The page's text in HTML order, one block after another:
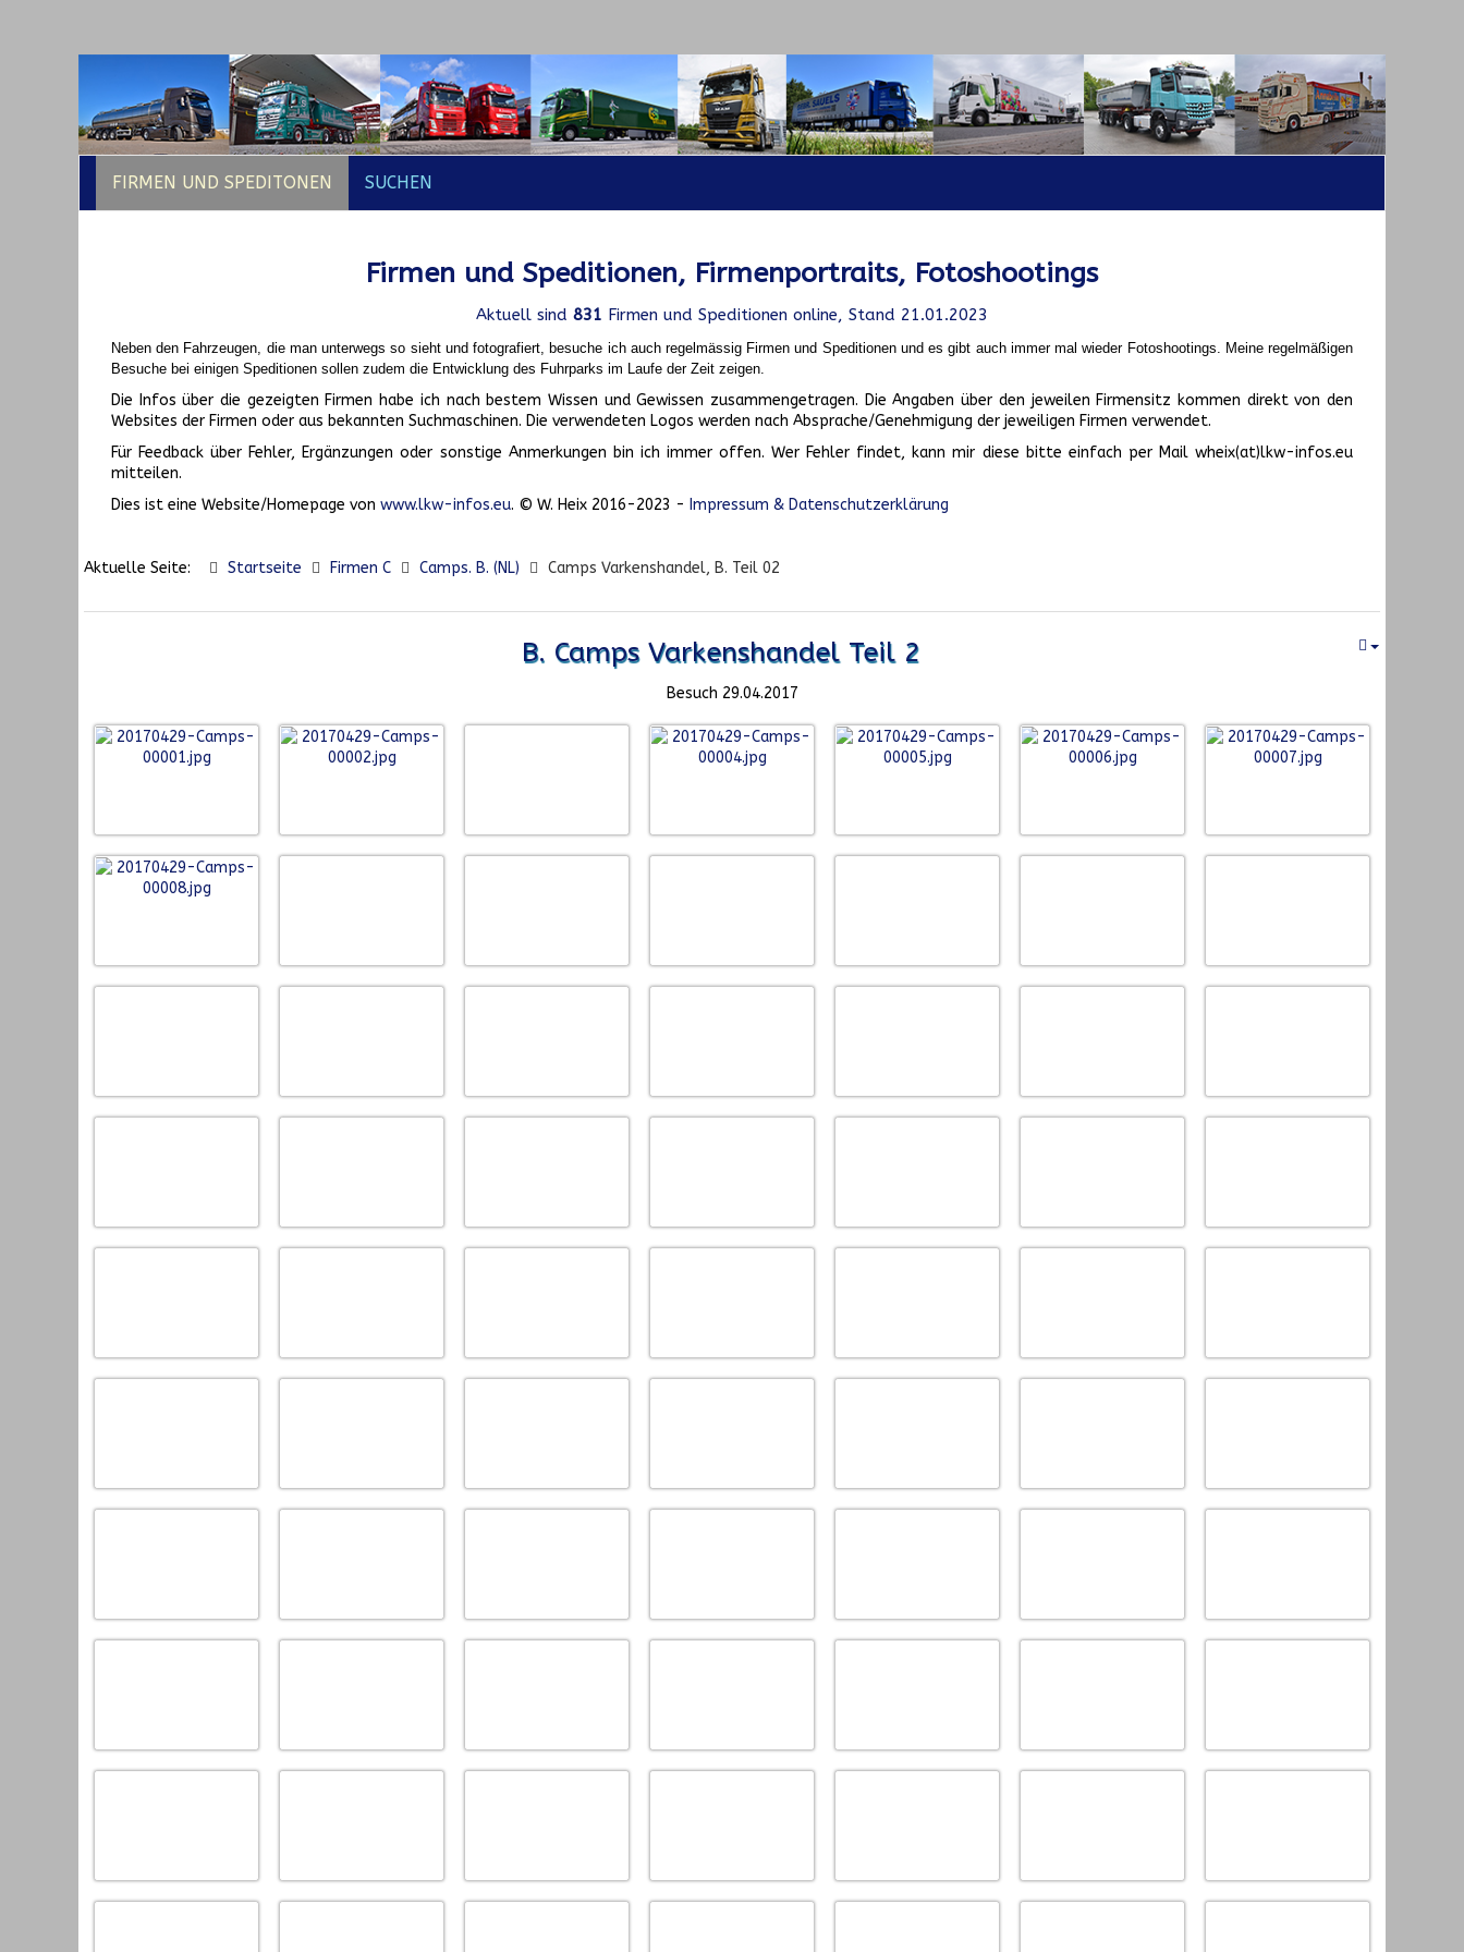
FIRMEN UND SPEDITONEN SUCHEN
Firmen und Speditionen, Firmenportraits, Fotoshootings
Aktuell sind 831 Firmen und Speditionen online, Stand 21.01.2023
Neben den Fahrzeugen, die man unterwegs so sieht und fotografiert, besuche ich auch regelmässig Firmen und Speditionen und es gibt auch immer mal wieder Fotoshootings. Meine regelmäßigen
Besuche bei einigen Speditionen sollen zudem die Entwicklung des Fuhrparks im Laufe der Zeit zeigen.
Die Infos über die gezeigten Firmen habe ich nach bestem Wissen und Gewissen zusammengetragen. Die Angaben über den jeweilen Firmensitz kommen direkt von den
Websites der Firmen oder aus bekannten Suchmaschinen. Die verwendeten Logos werden nach Absprache/Genehmigung der jeweiligen Firmen verwendet.
Für Feedback über Fehler, Ergänzungen oder sonstige Anmerkungen bin ich immer offen. Wer Fehler findet, kann mir diese bitte einfach per Mail wheix(at)lkw-infos.eu
mitteilen.
Dies ist eine Website/Homepage von www.lkw-infos.eu. © W. Heix 2016-2023 - Impressum & Datenschutzerklärung
Aktuelle Seite: Startseite Firmen C Camps. B. (NL) Camps Varkenshandel, B. Teil 02
B. Camps Varkenshandel Teil 2
Besuch 29.04.2017